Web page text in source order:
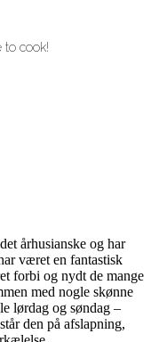
to cook!
århusianske og har
været en fantastisk
forbi og nydt de mange
med nogle skønne
lørdag og søndag –
den på afslapning,